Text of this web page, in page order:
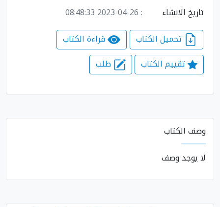
تاريخ الانشاء
: 2023-04-26 08:48:33
قراءة الكتاب
تقييم الكتاب
طلب
وصف الكتاب
لا يوجد وصف